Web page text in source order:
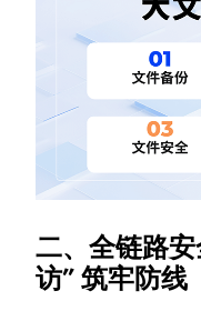
二、全链路安
访” 筑牢防线